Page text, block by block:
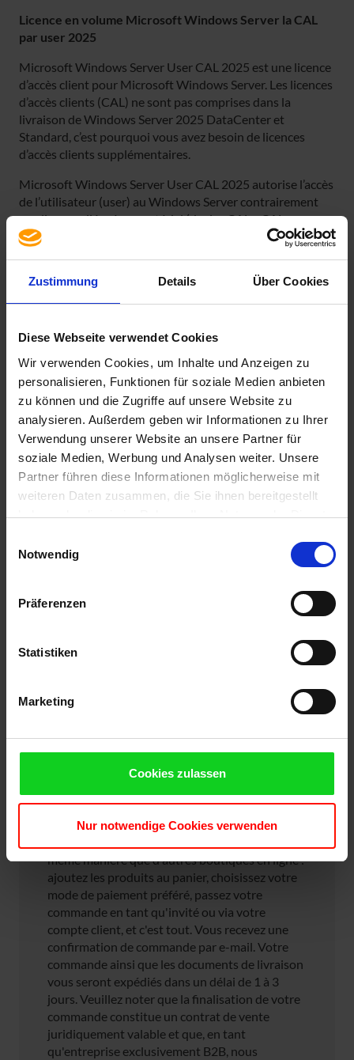
Zustimmung Details Über Cookies
Diese Webseite verwendet Cookies
Wir verwenden Cookies, um Inhalte und Anzeigen zu
personalisieren, Funktionen für soziale Medien anbieten
zu können und die Zugriffe auf unsere Website zu
analysieren. Außerdem geben wir Informationen zu Ihrer
Verwendung unserer Website an unsere Partner für
soziale Medien, Werbung und Analysen weiter. Unsere
Partner führen diese Informationen möglicherweise mit
weiteren Daten zusammen, die Sie ihnen bereitgestellt
haben oder die sie im Rahmen Ihrer Nutzung der Dienste
Cookies, wenn Sie unsere Webseite weiterhin nutzen.
Notwendig
Präferenzen
Statistiken
Marketing
Cookies zulassen
Nur notwendige Cookies verwenden
Licence en volume Microsoft Windows Server la CAL
par user 2025
Microsoft Windows Server User CAL 2025 est une licence
d’accès client pour Microsoft Windows Server. Les licences
d’accès clients (CAL) ne sont pas comprises dans la
livraison de Windows Server 2025 DataCenter et
Standard, c’est pourquoi vous avez besoin de licences
d’accès clients supplémentaires.
Microsoft Windows Server User CAL 2025 autorise l’accès
de l’utilisateur (user) au Windows Server contrairement
aux licences liées à un matériel (device CALs, CAL par
device)
est compatible avec les versions précédentes, c’est-à-
dire qu’elle peut également être exploitée en
Server 2022.
Spécification
Processus de commande simple
sur notre boutique en ligne
même manière que d'autres boutiques en ligne :
ajoutez les produits au panier, choisissez votre
mode de paiement préféré, passez votre
commande en tant qu'invité ou via votre
compte client, et c'est tout. Vous recevez une
confirmation de commande par e-mail. Votre
commande ainsi que les documents de livraison
vous seront expédiés dans un délai de 1 à 3
jours. Veuillez noter que la finalisation de votre
commande constitue un contrat de vente
juridiquement valable et que, en tant
qu'entreprise exclusivement B2B, nous